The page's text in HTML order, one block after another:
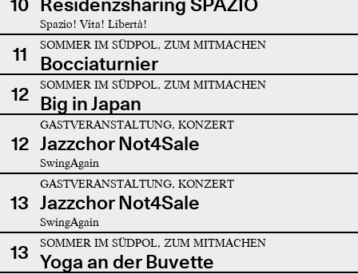
Spazio! Vita! Libertà!
11 SOMMER IM SÜDPOL, ZUM MITMACHEN
Bocciaturnier
12
SOMMER IM SÜDPOL, ZUM MITMACHEN
Big in Japan
12
GASTVERANSTALTUNG, KONZERT
Jazzchor Not4Sale
SwingAgain
13
GASTVERANSTALTUNG, KONZERT
Jazzchor Not4Sale
SwingAgain
13 SOMMER IM SÜDPOL, ZUM MITMACHEN
Yoga an der Buvette